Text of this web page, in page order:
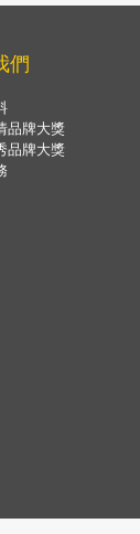
們
品牌大獎
品牌大獎